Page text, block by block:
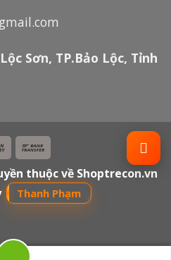
Sơn, TP.Bảo Lộc, Tỉnh
thuộc về Shoptrecon.vn
Thanh Phạm